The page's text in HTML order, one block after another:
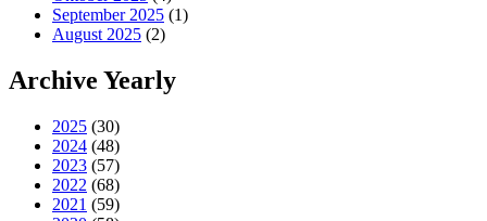
September 2025 (1)
August 2025 (2)
Archive Yearly
2025 (30)
2024 (48)
2023 (57)
2022 (68)
2021 (59)